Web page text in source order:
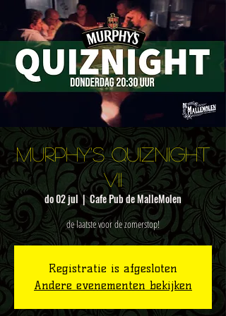
Murphy's Quiznight
VII
do 02 jul
  |
Cafe Pub de MalleMolen
de laatste voor de zomerstop!
Registratie is afgesloten
Andere evenementen bekijken